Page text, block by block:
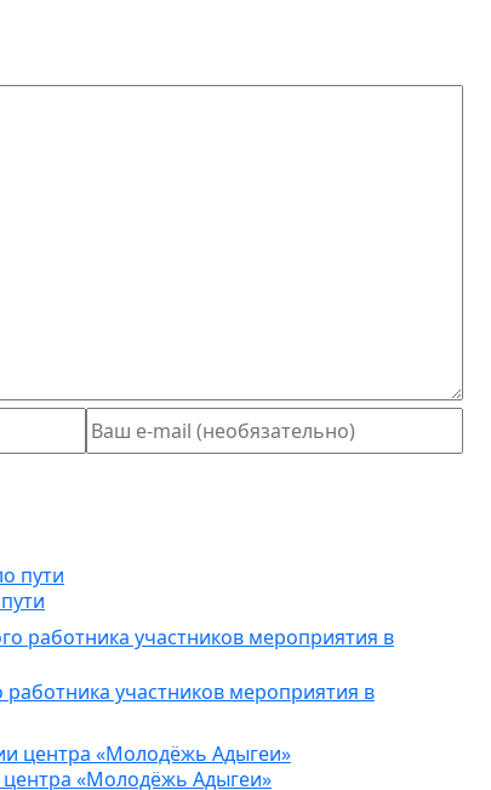
участников мероприятия в
«Молодёжь Адыгеи»